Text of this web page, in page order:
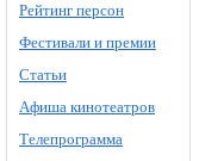
Рейтинг персон
Фестивали и премии
Статьи
Афиша кинотеатров
Телепрограмма